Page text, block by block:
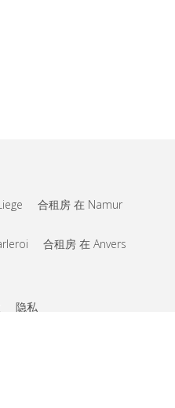
合租房 在 Namur
合租房 在 Anvers
隐私